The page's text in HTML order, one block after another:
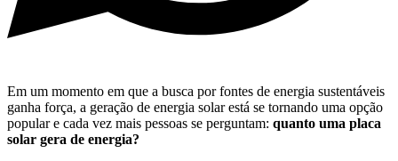
Em um momento em que a busca por fontes de energia sustentáveis
ganha força, a geração de energia solar está se tornando uma opção
popular e cada vez mais pessoas se perguntam: quanto uma placa
solar gera de energia?